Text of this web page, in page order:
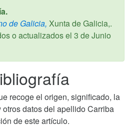
de Galicia, Xunta de Galicia,.
o actualizados el 3 de Junio
recoge el origen, significado, la
datos del apellido Carriba
de este artículo.